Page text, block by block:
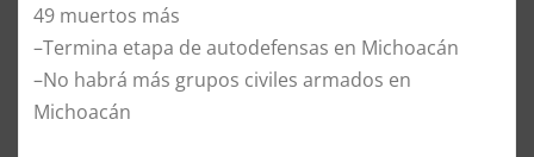
49 muertos más
–Termina etapa de autodefensas en Michoacán
–No habrá más grupos civiles armados en
Michoacán